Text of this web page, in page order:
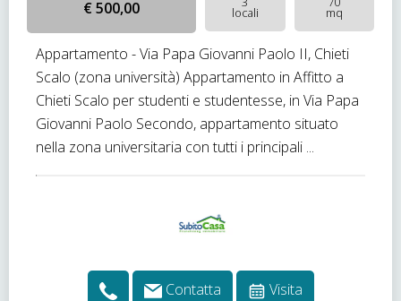
€ 500,00 locali mq
Appartamento - Via Papa Giovanni Paolo II, Chieti
Scalo (zona università) Appartamento in Affitto a
Chieti Scalo per studenti e studentesse, in Via Papa
Giovanni Paolo Secondo, appartamento situato
nella zona universitaria con tutti i principali ...
Contatta Visita